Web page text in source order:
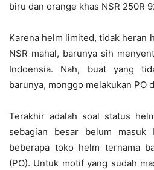
biru dan orange khas NSR 250R
Karena helm limited, tidak heran
NSR mahal, barunya sih
Indoensia. Nah, buat yang
barunya, monggo melakukan PO
Terakhir adalah soal status
sebagian besar belum masuk
beberapa toko helm ternama
(PO). Untuk motif yang sudah